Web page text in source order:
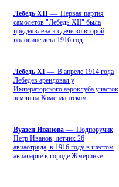
Лебедь ХII — Первая партия
самолетов "Лебедь-ХII" была
предъявлена к сдаче во второй
половине лета 1916 год
Лебедь ХI — В апреле 1914 года
Лебедев арендовал у
Императорского аэроклуба участок
земли на Комендантском
Вуазен Иванова — Подпоручик
Петр Иванов, летчик 26
авиаотряда, в 1916 году в шестом
авиапарке в городе Жмеринке